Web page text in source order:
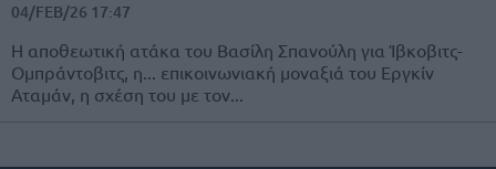
04/FEB/26 17:47
Η αποθεωτική ατάκα του Βασίλη Σπανούλη για Ίβκοβιτς-
Ομπράντοβιτς, η... επικοινωνιακή μοναξιά του Εργκίν
Αταμάν, η σχέση του με τον...